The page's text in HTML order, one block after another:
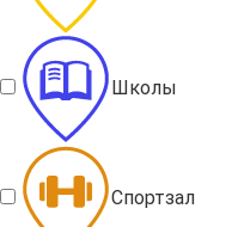
Школы
Спортзал